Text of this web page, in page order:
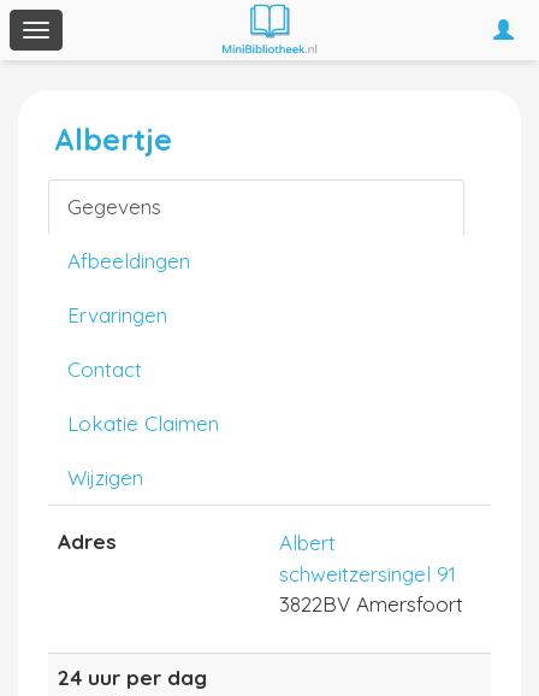
Toggle
navigation
Albertje
Gegevens
Afbeeldingen
Ervaringen
Contact
Lokatie Claimen
Wijzigen
Adres
Albert
schweitzersingel 91
3822BV Amersfoort
24 uur per dag